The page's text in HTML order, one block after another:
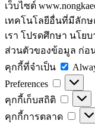
เว็บไซต์
เทคโนโลยีอื่นที่มีลัก
เรา โปรดศึกษา นโย
ส่วนตัวของข้อมูล ก่อ
คุกกี้ที่จำเป็น
คุกกี้
ที่
จำเป็น
Preferences
คุกกี้เก็บสถิติ
คุกกี้
เก็บ
คุกกี้การตลาด
คุกกี้